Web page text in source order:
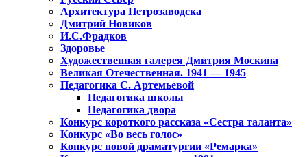
Архитектура Петрозаводска
Дмитрий Новиков
И.С.Фрадков
Здоровье
Художественная галерея Дмитрия Москина
Великая Отечественная. 1941 — 1945
Педагогика С. Артемьевой
Педагогика школы
Педагогика двора
Конкурс короткого рассказа «Сестра таланта»
Конкурс «Во весь голос»
Конкурс новой драматургии «Ремарка»